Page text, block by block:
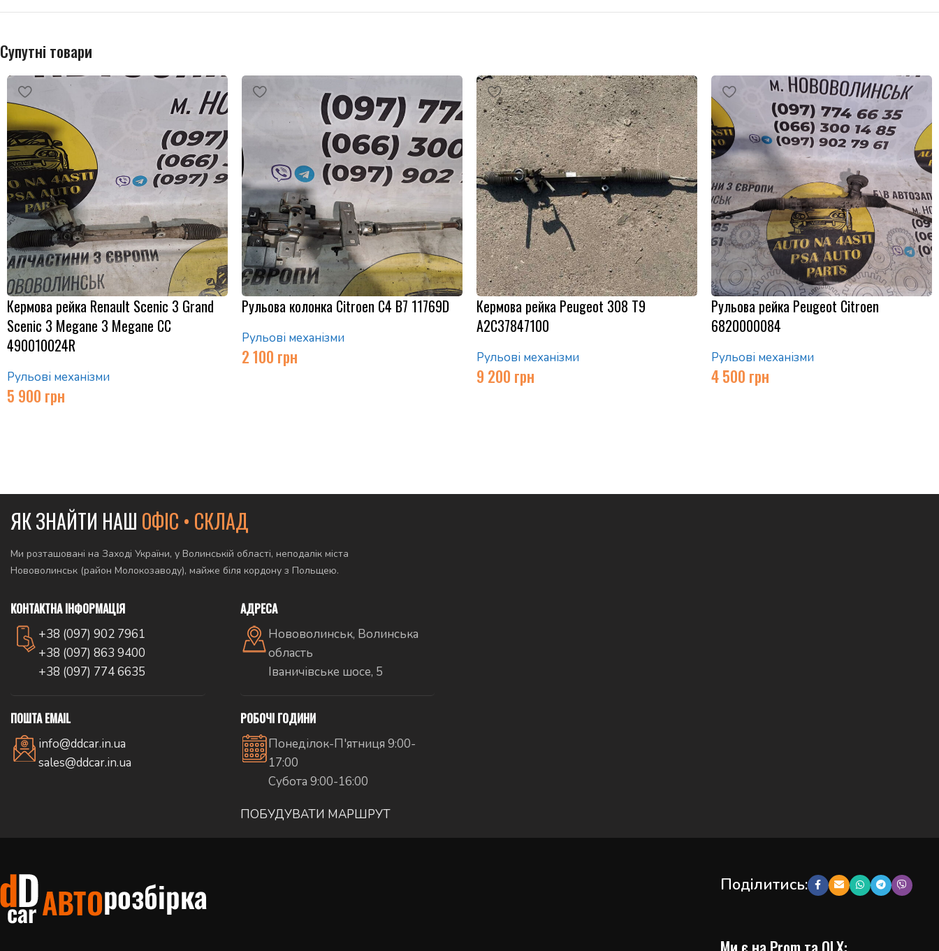
Супутні товари
Кермова рейка Renault Scenic 3 Grand
Scenic 3 Megane 3 Megane CC
490010024R
Рульові механізми
5 900 грн
Рульова колонка Citroen C4 B7 11769D
Рульові механізми
2 100 грн
Кермова рейка Peugeot 308 T9
A2C37847100
Рульові механізми
9 200 грн
Рульова рейка Peugeot Citroen
6820000084
Рульові механізми
4 500 грн
ЯК ЗНАЙТИ НАШ ОФІС • СКЛАД
Ми розташовані на Заході України, у Волинській області, неподалік міста
Нововолинськ (район Молокозаводу), майже біля кордону з Польщею.
КОНТАКТНА ІНФОРМАЦІЯ
+38 (097) 902 7961
+38 (097) 863 9400
+38 (097) 774 6635
ПОШТА EMAIL
info@ddcar.in.ua
sales@ddcar.in.ua
АДРЕСА
Нововолинськ, Волинська
область
Іваничівське шосе, 5
РОБОЧІ ГОДИНИ
Понеділок-П'ятниця 9:00-
17:00
Субота 9:00-16:00
ПОБУДУВАТИ МАРШРУТ
Поділитись: